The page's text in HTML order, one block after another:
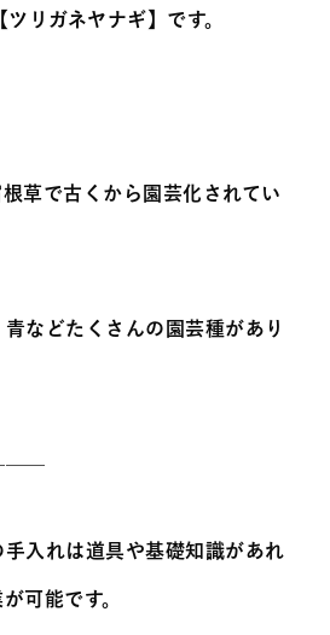
ツリガネヤナギ】です。
草で古くから園芸化されてい
などたくさんの園芸種があり
入れは道具や基礎知識があれ
可能です。